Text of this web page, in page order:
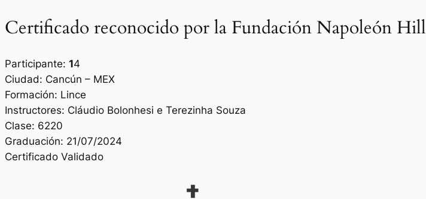
Certificado reconocido por la Fundación Napoleón Hill
Participante: 14
Ciudad: Cancún – MEX
Formación: Lince
Instructores: Cláudio Bolonhesi e Terezinha Souza
Clase: 6220
Graduación: 21/07/2024
Certificado Validado